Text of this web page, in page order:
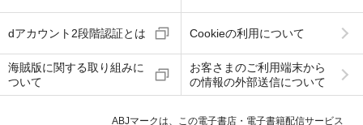
dアカウント2段階認証とは Cookieの利用について
海賊版に関する取り組みに
ついて
お客さまのご利用端末から
の情報の外部送信について
ABJマークは、この電子書店・電子書籍配信サービス